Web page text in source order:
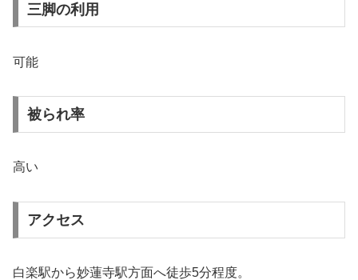
三脚の利用
可能
被られ率
高い
アクセス
白楽駅から妙蓮寺駅方面へ徒歩5分程度。